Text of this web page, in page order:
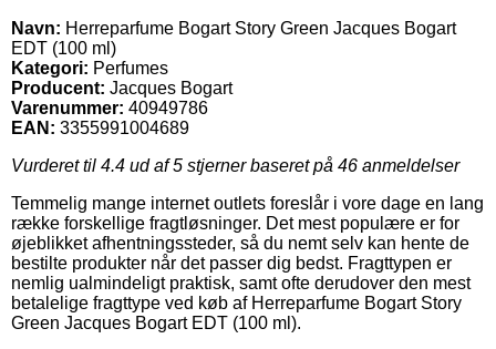
Navn: Herreparfume Bogart Story Green Jacques Bogart
EDT (100 ml)
Kategori: Perfumes
Producent: Jacques Bogart
Varenummer: 40949786
EAN: 3355991004689
Vurderet til 4.4 ud af 5 stjerner baseret på 46 anmeldelser
Temmelig mange internet outlets foreslår i vore dage en lang
række forskellige fragtløsninger. Det mest populære er for
øjeblikket afhentningssteder, så du nemt selv kan hente de
bestilte produkter når det passer dig bedst. Fragttypen er
nemlig ualmindeligt praktisk, samt ofte derudover den mest
betalelige fragttype ved køb af Herreparfume Bogart Story
Green Jacques Bogart EDT (100 ml).